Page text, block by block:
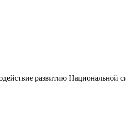
развитию Национальной